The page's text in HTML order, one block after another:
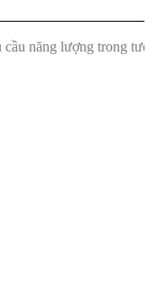
lượng trong tương lai."